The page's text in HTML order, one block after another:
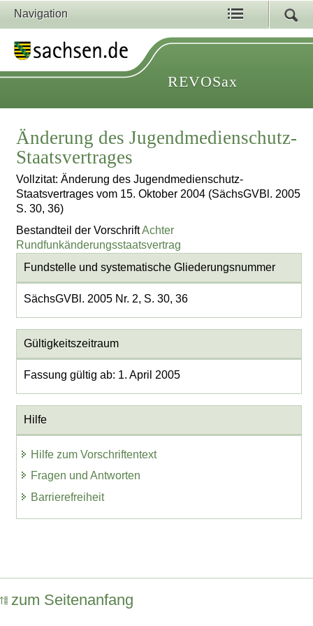
Navigation
REVOSax
Änderung des Jugendmedienschutz-
Staatsvertrages
Vollzitat: Änderung des Jugendmedienschutz-
Staatsvertrages vom 15. Oktober 2004 (SächsGVBl. 2005
S. 30, 36)
Bestandteil der VorschriftAchter
Rundfunkänderungsstaatsvertrag
Fundstelle und systematische Gliederungsnummer
SächsGVBl. 2005 Nr. 2, S. 30, 36
Gültigkeitszeitraum
Fassung gültig ab: 1. April 2005
Hilfe
Hilfe zum Vorschriftentext
Fragen und Antworten
Barrierefreiheit
zum Seitenanfang